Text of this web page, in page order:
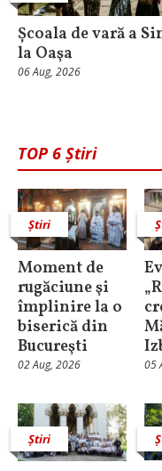
Școala de vară a
la Oaşa
06 Aug, 2026
TOP 6 Știri
Știri
Moment de
rugăciune şi
împlinire la o
biserică din
Bucureşti
02 Aug, 2026 05
Știri